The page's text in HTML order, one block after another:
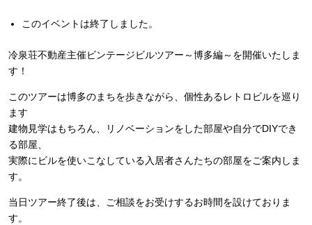
このイベントは終了しました。
冷泉荘不動産主催ビンテージビルツアー～博多編～を開催いたしま
す！
このツアーは博多のまちを歩きながら、個性あるレトロビルを巡り
ます
建物見学はもちろん、リノベーションをした部屋や自分でDIYでき
る部屋、
実際にビルを使いこなしている入居者さんたちの部屋をご案内しま
す。
当日ツアー終了後は、ご相談をお受けするお時間を設けておりま
す。